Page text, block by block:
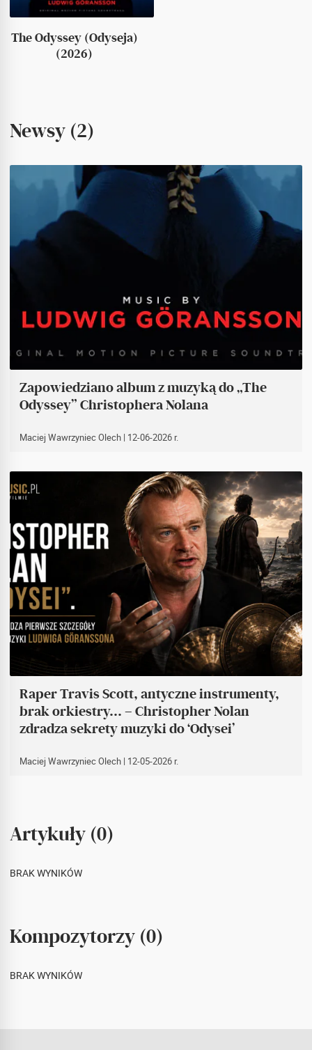
The Odyssey (Odyseja)
(2026)
Newsy (2)
Zapowiedziano album z muzyką do „The
Odyssey” Christophera Nolana
Maciej Wawrzyniec Olech | 12-06-2026 r.
Raper Travis Scott, antyczne instrumenty,
brak orkiestry… – Christopher Nolan
zdradza sekrety muzyki do ‘Odysei’
Maciej Wawrzyniec Olech | 12-05-2026 r.
Artykuły (0)
BRAK WYNIKÓW
Kompozytorzy (0)
BRAK WYNIKÓW